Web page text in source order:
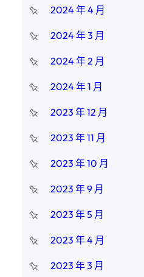
2024 年 4 月
2024 年 3 月
2024 年 2 月
2024 年 1 月
2023 年 12 月
2023 年 11 月
2023 年 10 月
2023 年 9 月
2023 年 5 月
2023 年 4 月
2023 年 3 月